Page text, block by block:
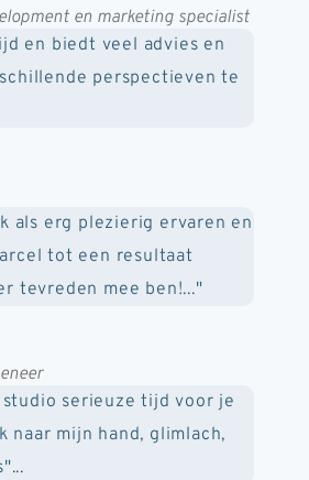
en marketing specialist
en biedt veel advies en
perspectieven te
als erg plezierig ervaren en
tot een resultaat
tevreden mee ben!..."
serieuze tijd voor je
naar mijn hand, glimlach,